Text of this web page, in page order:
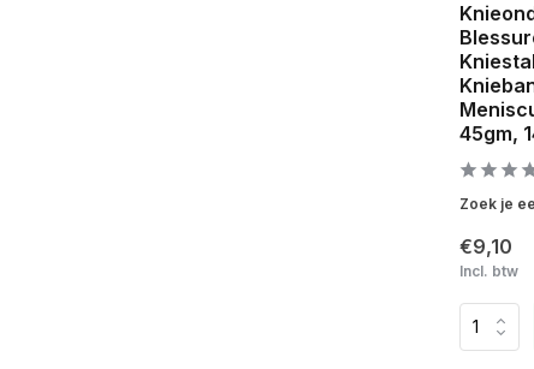
45gm,
Zoek je
€9,10
Incl. btw